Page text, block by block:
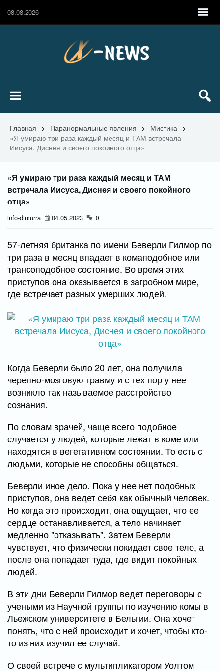
08.08.2026
Главная > Паранормальные явления > Мистика >
«Я умираю три раза каждый месяц и ТАМ встречала
Иисуса, Диснея и своего покойного отца»
«Я умираю три раза каждый месяц и ТАМ
встречала Иисуса, Диснея и своего покойного
отца»
info-dimurra 04.05.2023 0
57-летняя британка по имени Беверли Гилмор по
три раза в месяц впадает в комаподобное или
трансоподобное состояние. Во время этих
приступов она оказывается в загробном мире,
где встречает разных умерших людей.
Когда Беверли было 20 лет, она получила
черепно-мозговую травму и с тех пор у нее
возникло так называемое расстройство
сознания.
По словам врачей, чаще всего подобное
случается у людей, которые лежат в коме или
находятся в вегетативном состоянии. То есть с
людьми, которые не способны общаться.
Беверли иное дело. Пока у нее нет подобных
приступов, она ведет себя как обычный человек.
Но когда это происходит, она ощущает, что ее
сердце останавливается, а тело начинает
медленно "отказывать". Затем Беверли
чувствует, что физически покидает свое тело, а
после она попадает туда, где видит покойных
людей.
В эти дни Беверли Гилмор ведет переговоры с
учеными из Научной группы по изучению комы в
Льежском университете в Бельгии. Она хочет
понять, что с ней происходит и хочет, чтобы кто-
то из них изучил ее случай.
О своей встрече с мультипликатором Уолтом